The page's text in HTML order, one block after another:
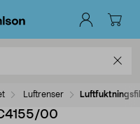
Luftrenser
00